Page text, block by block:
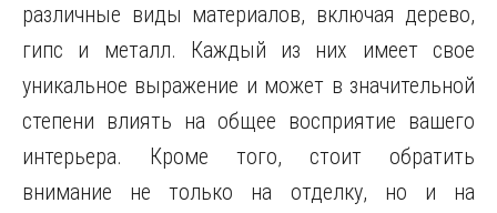
различные виды материалов, включая дерево,
гипс и металл. Каждый из них имеет свое
уникальное выражение и может в значительной
степени влиять на общее восприятие вашего
интерьера. Кроме того, стоит обратить
внимание не только на отделку, но и на